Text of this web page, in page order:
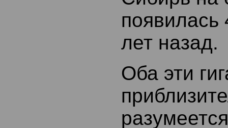
появилась
лет назад.
Оба эти